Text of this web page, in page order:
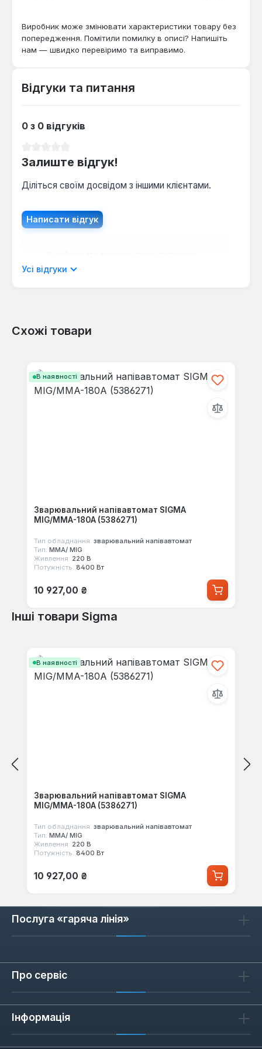
електродами спеціального складу
(наприклад, ЦЧ-4) діаметром 2–3 мм при
Виробник може змінювати характеристики товару без
попередження. Помітили помилку в описі? Напишіть
нам — швидко перевіримо та виправимо.
Відгуки та питання
0 з 0 відгуків
Залиште відгук!
Діліться своїм досвідом з іншими клієнтами.
Написати відгук
мовою.
Відгуків не знайдено. Поділіться
Усі відгуки
Схожі товари
В наявності
Зварювальний напівавтомат SIGMA
MIG/MMA-180A (5386271)
Тип обладнання: зварювальний напівавтомат
Тип: MMA/ MIG
Живлення: 220 В
Потужність: 8400 Вт
Звичайна ціна:
10 927,00 ₴
Інші товари Sigma
В наявності
Зварювальний напівавтомат SIGMA
MIG/MMA-180A (5386271)
Тип обладнання: зварювальний напівавтомат
Тип: MMA/ MIG
Живлення: 220 В
Потужність: 8400 Вт
Звичайна ціна:
10 927,00 ₴
Послуга «гаряча лінія»
Про сервіс
Інформація